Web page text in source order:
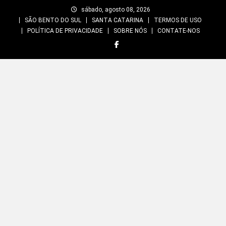
sábado, agosto 08, 2026
SÃO BENTO DO SUL
SANTA CATARINA
TERMOS DE USO
POLÍTICA DE PRIVACIDADE
SOBRE NÓS CONTATE-NOS